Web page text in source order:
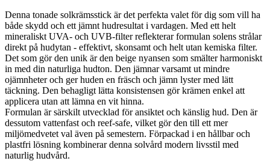
Denna tonade solkrämsstick är det perfekta valet för dig som vill ha
både skydd och ett jämnt hudresultat i vardagen. Med ett helt
mineraliskt UVA- och UVB-filter reflekterar formulan solens strålar
direkt på hudytan - effektivt, skonsamt och helt utan kemiska filter.
Det som gör den unik är den beige nyansen som smälter harmoniskt
in med din naturliga hudton. Den jämnar varsamt ut mindre
ojämnheter och ger huden en fräsch och jämn lyster med lätt
täckning. Den behagligt lätta konsistensen gör krämen enkel att
applicera utan att lämna en vit hinna.
Formulan är särskilt utvecklad för ansiktet och känslig hud. Den är
dessutom vattenfast och reef-safe, vilket gör den till ett mer
miljömedvetet val även på semestern. Förpackad i en hållbar och
plastfri lösning kombinerar denna solvård modern livsstil med
naturlig hudvård.